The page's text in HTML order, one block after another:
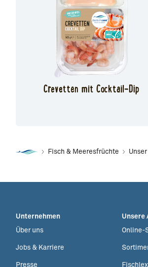
Crevetten mit Cocktail-Dip
Fisch & Meeresfrüchte
Unternehmen
Über uns
Jobs & Karriere
Presse
Unsere
Online-